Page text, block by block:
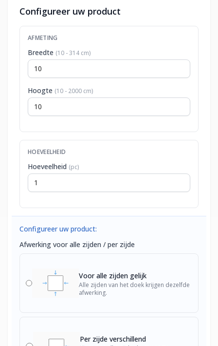
Configureer uw product
AFMETING
Breedte (10 - 314 cm)
Hoogte (10 - 2000 cm)
HOEVEELHEID
Hoeveelheid (pc)
Configureer uw product:
Afwerking voor alle zijden / per zijde
Voor alle zijden gelijk
Alle zijden van het doek krijgen dezelfde
afwerking.
Per zijde verschillend